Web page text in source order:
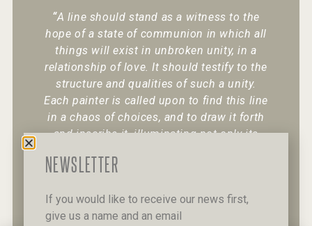
“A line should stand as a witness to the
hope of a state of communion in which all
things will exist in unbroken unity, in a
relationship of love. It should testify to the
structure and qualities of such a unity.
Each painter is called upon to find this line
in a chaos of choices, and to draw it forth
and inscribe it, illuminating not only its
NEWSLETTER
If you would like to receive our news first,
give us a name and an email